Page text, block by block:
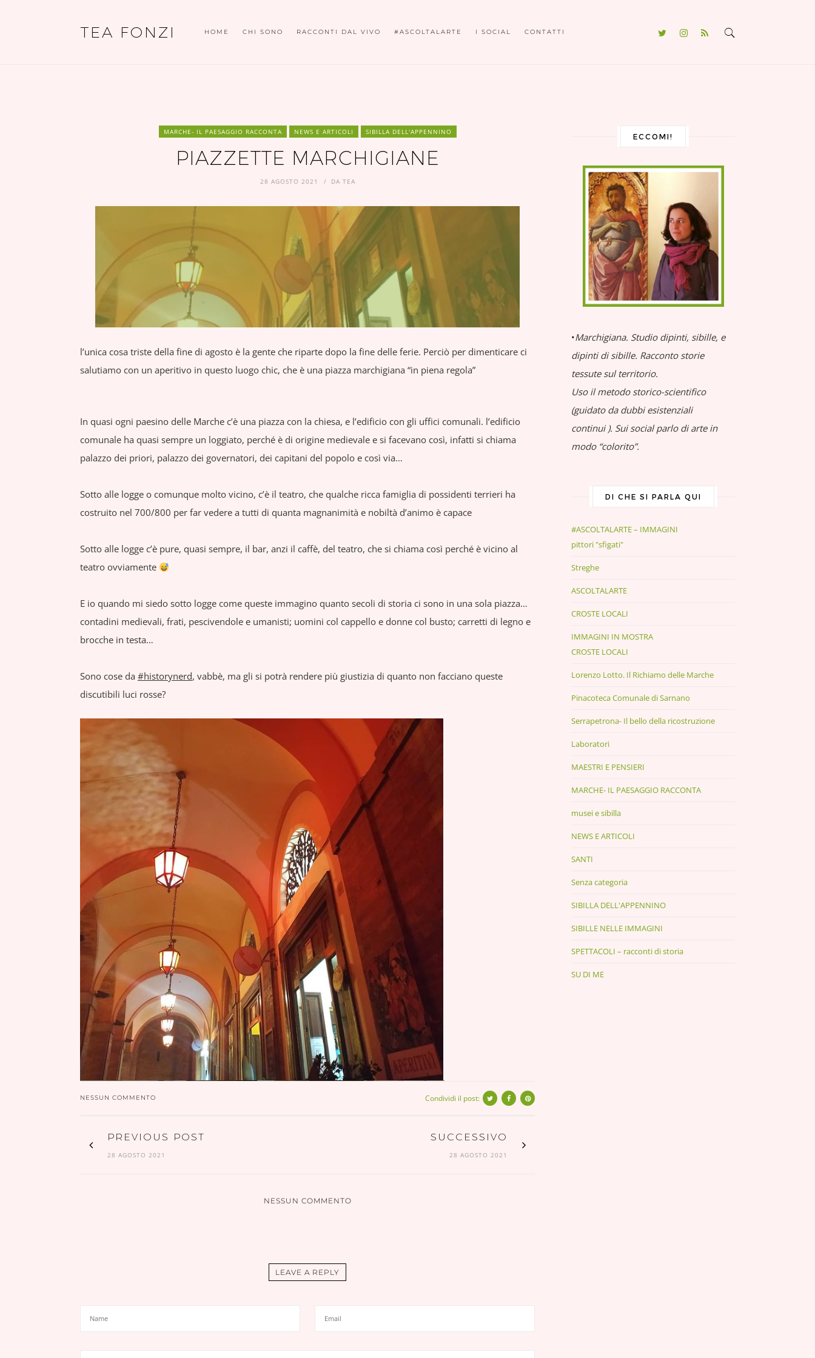
TEA FONZI HOME CHI SONO RACCONTI DAL VIVO #ASCOLTALARTE I SOCIAL CONTATTI
MARCHE- IL PAESAGGIO RACCONTA NEWS E ARTICOLI SIBILLA DELL'APPENNINO
PIAZZETTE MARCHIGIANE
28 AGOSTO 2021 DA TEA
l’unica cosa triste della fine di agosto è la gente che riparte dopo la fine delle ferie. Perciò per dimenticare ci
salutiamo con un aperitivo in questo luogo chic, che è una piazza marchigiana “in piena regola”
In quasi ogni paesino delle Marche c’è una piazza con la chiesa, e l’edificio con gli uffici comunali. l’edificio
comunale ha quasi sempre un loggiato, perché è di origine medievale e si facevano così, infatti si chiama
palazzo dei priori, palazzo dei governatori, dei capitani del popolo e così via…
Sotto alle logge o comunque molto vicino, c’è il teatro, che qualche ricca famiglia di possidenti terrieri ha
costruito nel 700/800 per far vedere a tutti di quanta magnanimità e nobiltà d’animo è capace
Sotto alle logge c’è pure, quasi sempre, il bar, anzi il caffè, del teatro, che si chiama così perché è vicino al
teatro ovviamente
E io quando mi siedo sotto logge come queste immagino quanto secoli di storia ci sono in una sola piazza…
contadini medievali, frati, pescivendole e umanisti; uomini col cappello e donne col busto; carretti di legno e
brocche in testa…
Sono cose da #historynerd, vabbè, ma gli si potrà rendere più giustizia di quanto non facciano queste
discutibili luci rosse?
NESSUN COMMENTO Condividi il post:
PREVIOUS POST
28 AGOSTO 2021
SUCCESSIVO
28 AGOSTO 2021
NESSUN COMMENTO
LEAVE A REPLY
ECCOMI!
•Marchigiana. Studio dipinti, sibille, e
dipinti di sibille. Racconto storie
tessute sul territorio.
Uso il metodo storico-scientifico
(guidato da dubbi esistenziali
continui ). Sui social parlo di arte in
modo “colorito”.
DI CHE SI PARLA QUI
#ASCOLTALARTE – IMMAGINI
pittori "sfigati"
Streghe
ASCOLTALARTE
CROSTE LOCALI
IMMAGINI IN MOSTRA
CROSTE LOCALI
Lorenzo Lotto. Il Richiamo delle Marche
Pinacoteca Comunale di Sarnano
Serrapetrona- Il bello della ricostruzione
Laboratori
MAESTRI E PENSIERI
MARCHE- IL PAESAGGIO RACCONTA
musei e sibilla
NEWS E ARTICOLI
SANTI
Senza categoria
SIBILLA DELL'APPENNINO
SIBILLE NELLE IMMAGINI
SPETTACOLI – racconti di storia
SU DI ME